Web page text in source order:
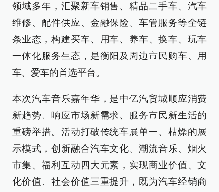
领域多年，汇聚新车销售、精品二手车、汽车
维修、配件供应、金融保险、车管服务等全链
条业态，构建买车、用车、养车、换车、玩车
一体化服务生态，是衡阳及周边市民购车、用
车、爱车的首选平台。
本次汽车音乐嘉年华，是中亿汽贸城顺应消费
新趋势、响应市场新需求、服务市民新生活的
重磅举措。活动打破传统车展单一、枯燥的展
示模式，创新融合汽车文化、潮流音乐、烟火
市集、福利互动四大元素，实现商业价值、文
化价值、社会价值三重提升，既为汽车经销商